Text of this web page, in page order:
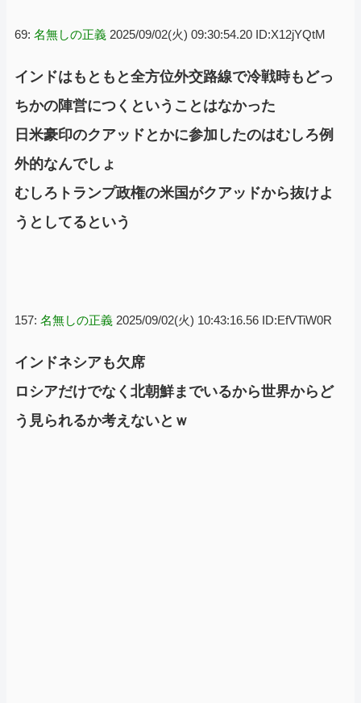
69: 名無しの正義 2025/09/02(火) 09:30:54.20 ID:X12jYQtM
インドはもともと全方位外交路線で冷戦時もどっ
ちかの陣営につくということはなかった
日米豪印のクアッドとかに参加したのはむしろ例
外的なんでしょ
むしろトランプ政権の米国がクアッドから抜けよ
うとしてるという
157: 名無しの正義 2025/09/02(火) 10:43:16.56 ID:EfVTiW0R
インドネシアも欠席
ロシアだけでなく北朝鮮までいるから世界からど
う見られるか考えないとｗ